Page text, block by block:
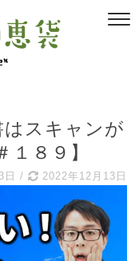
はスキャンが
１８９】
日 / 2022年12月13日